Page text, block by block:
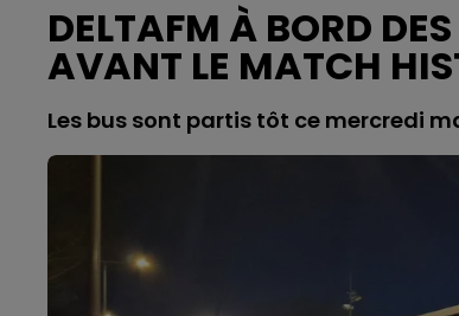
DELTAFM À BORD
AVANT LE MATCH
Les bus sont partis tôt ce mercredi